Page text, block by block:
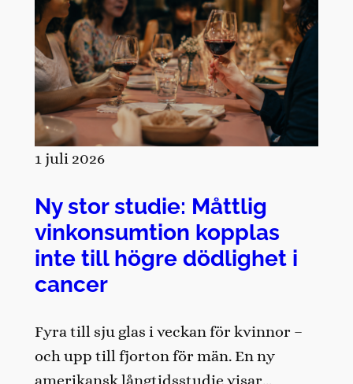
1 juli 2026
Ny stor studie: Måttlig
vinkonsumtion kopplas
inte till högre dödlighet i
cancer
Fyra till sju glas i veckan för kvinnor –
och upp till fjorton för män. En ny